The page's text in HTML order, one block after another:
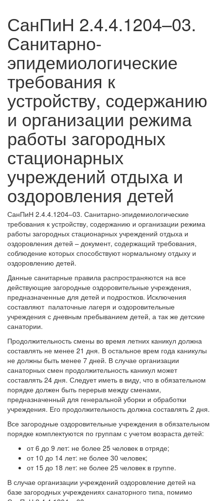
СанПиН 2.4.4.1204–03.
Санитарно-
эпидемиологические
требования к
устройству, содержанию
и организации режима
работы загородных
стационарных
учреждений отдыха и
оздоровления детей
СанПиН 2.4.4.1204–03. Санитарно-эпидемиологические
требования к устройству, содержанию и организации режима
работы загородных стационарных учреждений отдыха и
оздоровления детей – документ, содержащий требования,
соблюдение которых способствуют нормальному отдыху и
оздоровлению детей.
Данные санитарные правила распространяются на все
действующие загородные оздоровительные учреждения,
предназначенные для детей и подростков. Исключения
составляют палаточные лагеря и оздоровительные
учреждения с дневным пребыванием детей, а так же детские
санатории.
Продолжительность смены во время летних каникул должна
составлять не менее 21 дня. В остальное врем года каникулы
не должны быть менее 7 дней. В случае организации
санаторных смен продолжительность каникул может
составлять 24 дня. Следует иметь в виду, что в обязательном
порядке должен быть перерыв между сменами,
предназначенный для генеральной уборки и обработки
учреждения. Его продолжительность должна составлять 2 дня.
Все загородные оздоровительные учреждения в обязательном
порядке комплектуются по группам с учетом возраста детей:
от 6 до 9 лет: не более 25 человек в отряде;
от 10 до 14 лет: не более 30 человек;
от 15 до 18 лет: не более 25 человек в группе.
В случае организации учреждений оздоровление детей на
базе загородных учреждениях санаторного типа, помимо